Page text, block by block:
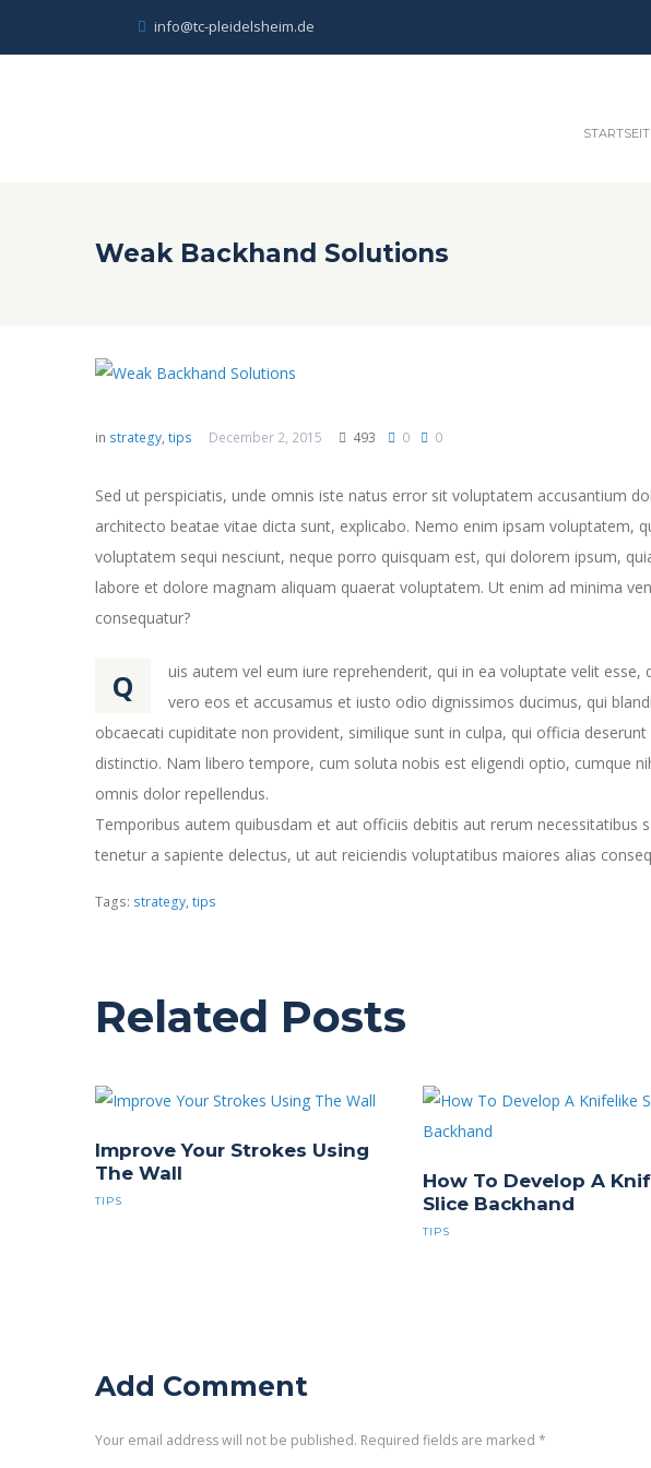
info@tc-pleidelsheim.de
Weak Backhand Solutions
in strategy, tips December 2, 2015 493 0 0
Sed ut perspiciatis, unde omnis iste natus error sit voluptatem accusantium
architecto beatae vitae dicta sunt, explicabo. Nemo enim ipsam voluptatem,
voluptatem sequi nesciunt, neque porro quisquam est, qui dolorem ipsum,
labore et dolore magnam aliquam quaerat voluptatem. Ut enim ad minima
consequatur?
Q
uis autem vel eum iure reprehenderit, qui in ea voluptate velit
vero eos et accusamus et iusto odio dignissimos ducimus, qui
obcaecati cupiditate non provident, similique sunt in culpa, qui officia
distinctio. Nam libero tempore, cum soluta nobis est eligendi optio, cumque
omnis dolor repellendus.
Temporibus autem quibusdam et aut officiis debitis aut rerum
tenetur a sapiente delectus, ut aut reiciendis voluptatibus maiores alias
Tags: strategy, tips
Related Posts
Improve Your Strokes Using
The Wall
TIPS
How To Develop A
Slice Backhand
TIPS
Add Comment
Your email address will not be published. Required fields are marked *